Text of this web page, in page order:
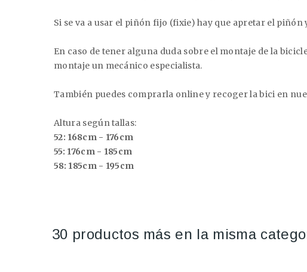
Si se va a usar el piñón fijo (fixie) hay que apretar el
En caso de tener alguna duda sobre el montaje de la
montaje un mecánico especialista.
También puedes comprarla online y recoger la bici en
Altura según tallas:
52: 168cm - 176cm
55: 176cm - 185cm
58: 185cm - 195cm
30 productos más en la misma